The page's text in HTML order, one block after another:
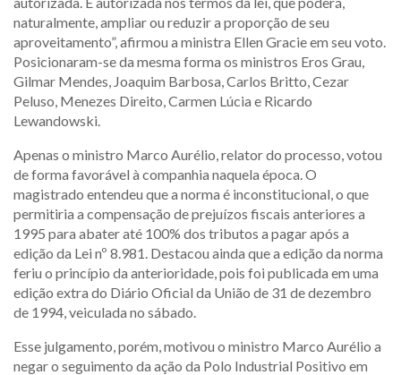
naturalmente, ampliar ou reduzir a proporção de seu
aproveitamento”, afirmou a ministra Ellen Gracie em seu voto.
Posicionaram-se da mesma forma os ministros Eros Grau,
Gilmar Mendes, Joaquim Barbosa, Carlos Britto, Cezar
Peluso, Menezes Direito, Carmen Lúcia e Ricardo
Lewandowski.
Apenas o ministro Marco Aurélio, relator do processo, votou
de forma favorável à companhia naquela época. O
magistrado entendeu que a norma é inconstitucional, o que
permitiria a compensação de prejuízos fiscais anteriores a
1995 para abater até 100% dos tributos a pagar após a
edição da Lei nº 8.981. Destacou ainda que a edição da norma
feriu o princípio da anterioridade, pois foi publicada em uma
edição extra do Diário Oficial da União de 31 de dezembro
de 1994, veiculada no sábado.
Esse julgamento, porém, motivou o ministro Marco Aurélio a
negar o seguimento da ação da Polo Industrial Positivo em